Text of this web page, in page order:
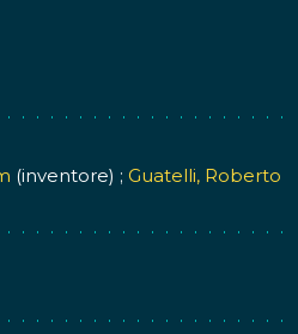
(inventore) ; Guatelli, Roberto